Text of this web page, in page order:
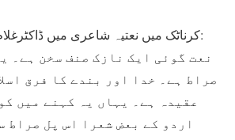
کرناٹک میں نعتیہ شاعری میں ڈاکٹرغلام ربانی فدا لکھتےہیں:
نعت گوئی ایک نازک صنف سخن ہے۔
صراط ہے۔ خدا اور بندے کا فرق
عقیدہ ہے۔ یہاں یہ کہنے میں
اردو کے بعض شعرا اس پل صراط